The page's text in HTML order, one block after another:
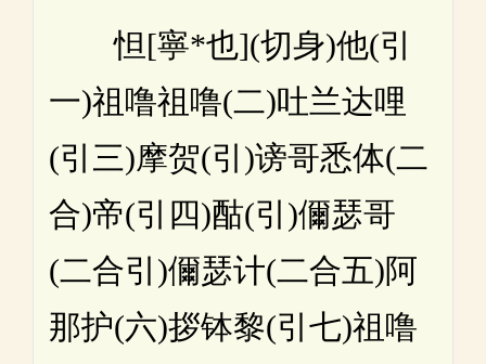
怛[寧*也](切身)他(引
一)祖噜祖噜(二)吐兰达哩
(引三)摩贺(引)谤哥悉体(二
合)帝(引四)酤(引)儞瑟哥
(二合引)儞瑟计(二合五)阿
那护(六)拶钵黎(引七)祖噜